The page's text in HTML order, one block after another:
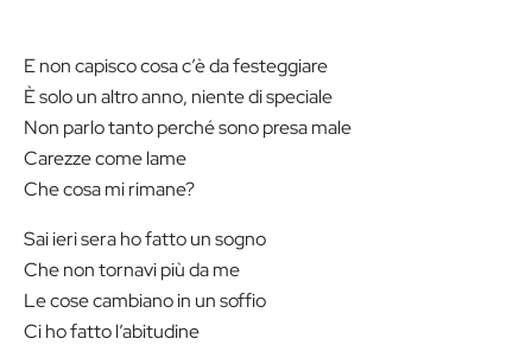
E non capisco cosa c’è da festeggiare
È solo un altro anno, niente di speciale
Non parlo tanto perché sono presa male
Carezze come lame
Che cosa mi rimane?
Sai ieri sera ho fatto un sogno
Che non tornavi più da me
Le cose cambiano in un soffio
Ci ho fatto l’abitudine